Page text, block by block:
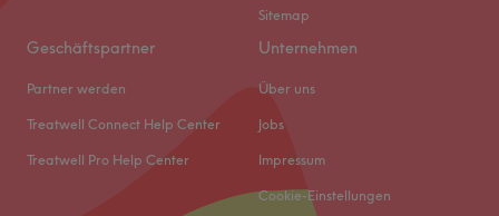
Sitemap
Geschäftspartner
Partner werden
Treatwell Connect Help Center
Treatwell Pro Help Center
Unternehmen
Über uns
Jobs
Impressum
Cookie-Einstellungen